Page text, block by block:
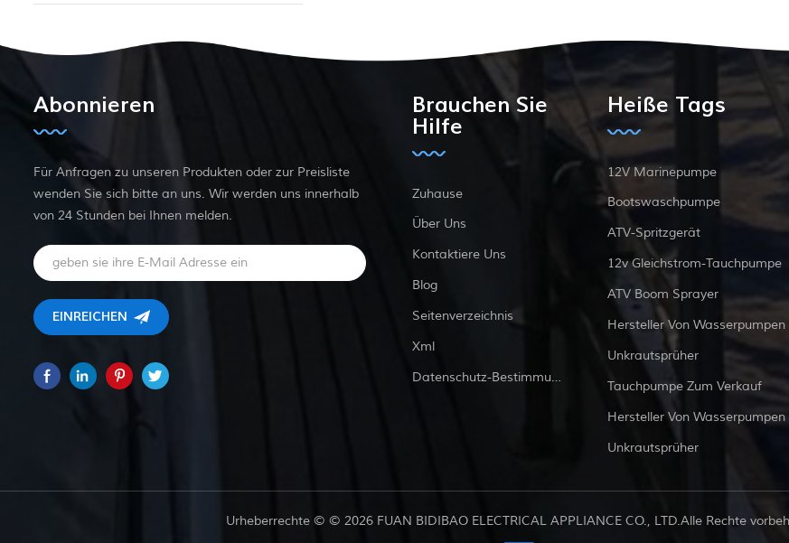
Abonnieren
Für Anfragen zu unseren Produkten oder zur Preisliste
wenden Sie sich bitte an uns. Wir werden uns innerhalb
von 24 Stunden bei Ihnen melden.
Brauchen Sie
Hilfe
Zuhause
Über Uns
Kontaktiere Uns
Blog
Seitenverzeichnis
Xml
Datenschutz-Bestimmungen
Heiße Tags
12V Marinepumpe
Bootswaschpumpe
ATV-Spritzgerät
12v Gleichstrom-Tauchpumpe
ATV Boom Sprayer
Hersteller Von Wasserpumpen
Unkrautsprüher
Tauchpumpe Zum Verkauf
Hersteller Von Wasserpumpen
Unkrautsprüher
Urheberrechte © © 2026 FUAN BIDIBAO ELECTRICAL APPLIANCE CO., LTD.Alle Rechte